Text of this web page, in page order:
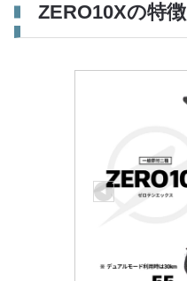
ZERO10Xの特徴